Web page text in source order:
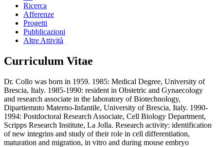
Ricerca
Afferenze
Progetti
Pubblicazioni
Altre Attività
Curriculum Vitae
Dr. Collo was born in 1959. 1985: Medical Degree, University of
Brescia, Italy. 1985-1990: resident in Obstetric and Gynaecology
and research associate in the laboratory of Biotechnology,
Dipartiemnto Materno-Infantile, University of Brescia, Italy. 1990-
1994: Postdoctoral Research Associate, Cell Biology Department,
Scripps Research Institute, La Jolla. Research activity: identification
of new integrins and study of their role in cell differentiation,
maturation and migration, in vitro and during mouse embryo